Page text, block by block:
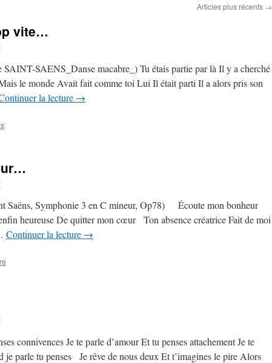
Articles plus récents →
vite…
SAENS_Danse macabre_) Tu étais partie par là Il y a cherché
le monde Avait fait comme toi Lui Il était parti Il a alors pris son
la lecture →
Saëns, Symphonie 3 en C mineur, Op78) Écoute mon bonheur
heureuse De quitter mon cœur Ton absence créatrice Fait de moi
Continuer la lecture →
connivences Je te parle d’amour Et tu penses attachement Je te
je parle tu penses Je rêve de nous deux Et t’imagines le pire Alors